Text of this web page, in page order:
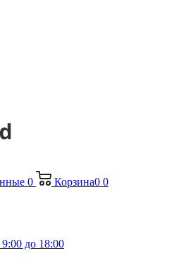
0 Корзина0 0
до 18:00